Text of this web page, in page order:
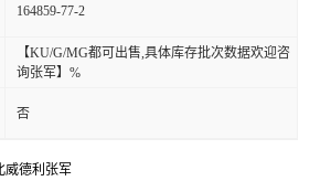
164859-77-2
【KU/G/MG都可出售,具体库存批次数据欢迎咨
询张军】%
否
威德利张军